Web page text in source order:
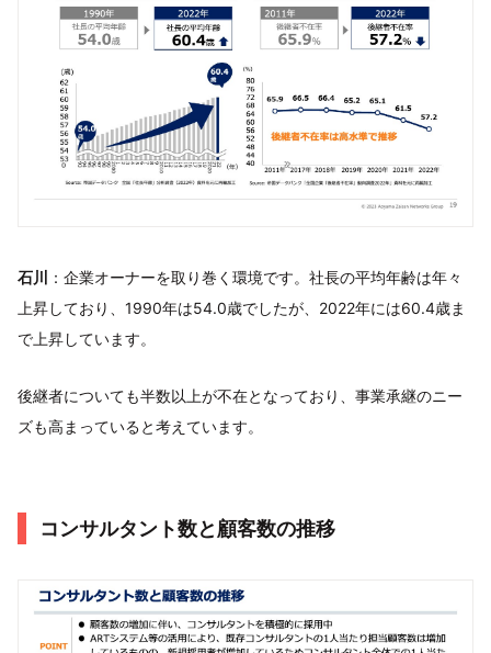
石川
：企業オーナーを取り巻く環境です。社長の平均年齢は年々
上昇しており、1990年は54.0歳でしたが、2022年には60.4歳ま
で上昇しています。
後継者についても半数以上が不在となっており、事業承継のニー
ズも高まっていると考えています。
コンサルタント数と顧客数の推移